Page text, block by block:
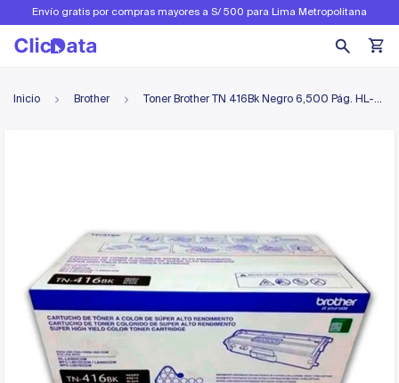
Envío gratis por compras mayores a S/ 500 para Lima Metropolitana
Inicio Brother Toner Brother TN 416Bk Negro 6,500 Pág. HL-L8260CDW Original